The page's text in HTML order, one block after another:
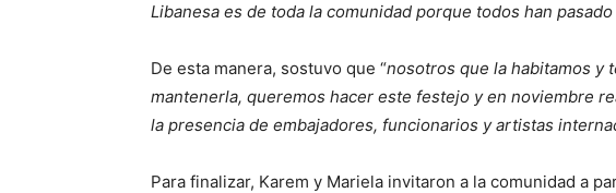
Libanesa es de toda la comunidad porque todos han
De esta manera, sostuvo que “nosotros que la habitamos y
mantenerla, queremos hacer este festejo y en noviembre
la presencia de embajadores, funcionarios y artistas
Para finalizar, Karem y Mariela invitaron a la comunidad a